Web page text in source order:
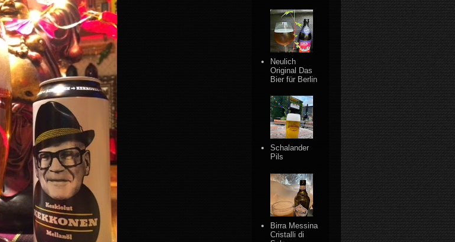
Neulich
Original Das
Bier für Berlin
Schalander
Pils
Birra Messina
Cristalli di